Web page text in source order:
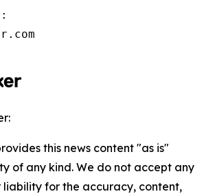
this news content "as is"
of any kind. We do not accept any
liability for the accuracy, content,